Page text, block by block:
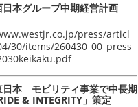
本グループ中期経営計画
press/articl
30/items/260430_00_press_
本 モビリティ事業で中長期
& INTEGRITY」策定